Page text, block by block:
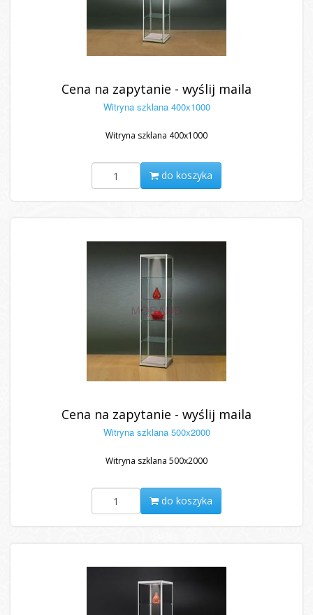
Cena na zapytanie - wyślij maila
Witryna szklana 400x1000
Witryna szklana 400x1000
do koszyka
Cena na zapytanie - wyślij maila
Witryna szklana 500x2000
Witryna szklana 500x2000
do koszyka